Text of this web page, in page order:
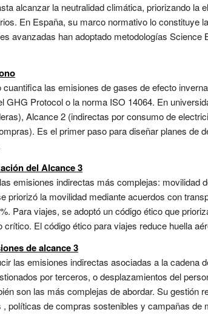
alcanzar la neutralidad climática, priorizando
En España, su marco normativo lo constituye
avanzadas han adoptado metodologías
cuantifica las emisiones de gases de efecto
GHG Protocol o la norma ISO 14064. En
Alcance 2 (indirectas por consumo de
Es el primer paso para diseñar planes de
del Alcance 3
emisiones indirectas más complejas: movilidad
priorizó la movilidad mediante acuerdos con
Para viajes, se adoptó un código ético que
crítico. El código ético para viajes reduce huella
de alcance 3
las emisiones indirectas asociadas a la cadena
por terceros, o desplazamientos del
son las más complejas de abordar. Su gestión
políticas de compras sostenibles y campañas